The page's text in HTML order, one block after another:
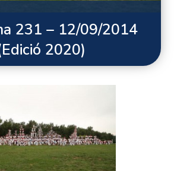
231 – 12/09/2014
2020)